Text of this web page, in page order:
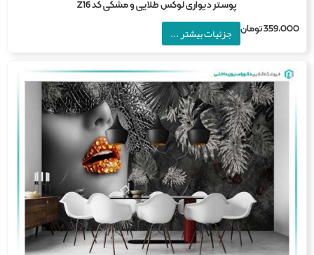
پوستر دیواری لوکس طلایی و مشکی کد Z16
تومان جزئیات بیشتر ...